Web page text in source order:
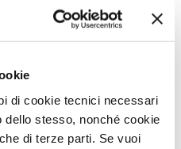
di cookie tecnici necessari
dello stesso, nonché cookie
di terze parti. Se vuoi
de la quinzaine du camping-car
les réseaux sociaux